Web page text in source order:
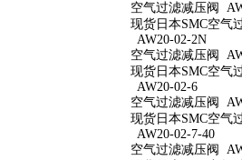
空气过滤减压阀
现货日本SMC空气
AW20-02-2N
空气过滤减压阀
现货日本SMC空气
AW20-02-6
空气过滤减压阀
现货日本SMC空气
AW20-02-7-40
空气过滤减压阀